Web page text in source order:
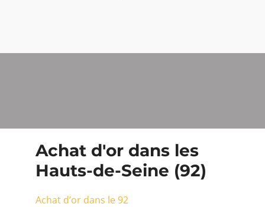
Achat d'or dans les
Hauts-de-Seine (92)
Achat d’or dans le 92